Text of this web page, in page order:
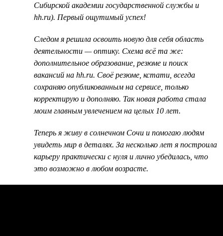
Сибирской академии государственной службы и
hh.ru). Первый ощутимый успех!
Следом я решила освоить новую для себя область
деятельности — оптику. Схема всё та же:
дополнительное образование, резюме и поиск
вакансий на hh.ru. Своё резюме, кстати, всегда
сохраняю опубликованным на сервисе, только
корректирую и дополняю. Так новая работа стала
моим главным увлечением на целых 10 лет.
Теперь я живу в солнечном Сочи и помогаю людям
увидеть мир в деталях. За несколько лет я построила
карьеру практически с нуля и лично убедилась, что
это возможно в любом возрасте.